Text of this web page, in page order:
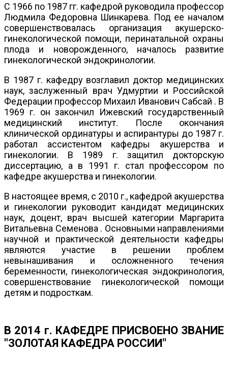
С 1966 по 1987 гг. кафедрой руководила профессор
Людмила Федоровна Шинкарева. Под ее началом
совершенствовалась организация акушерско-
гинекологической помощи, перинатальной охраны
плода и новорожденного, началось развитие
гинекологической эндокринологии.
В 1987 г. кафедру возглавил доктор медицинских
наук, заслуженный врач Удмуртии и Российской
Федерации профессор Михаил Иванович Сабсай . В
1969 г. он закончил Ижевский государственный
медицинский институт. После окончания
клинической ординатуры и аспирантуры до 1987 г.
работал ассистентом кафедры акушерства и
гинекологии. В 1989 г. защитил докторскую
диссертацию, а в 1991 г. стал профессором по
кафедре акушерства и гинекологии.
В настоящее время, с 2010 г., кафедрой акушерства
и гинекологии руководит кандидат медицинских
наук, доцент, врач высшей категории Маргарита
Витальевна Семенова . Основными направлениями
научной и практической деятельности кафедры
являются участие в решении проблем
невынашивания и осложненного течения
беременности, гинекологическая эндокринология,
совершенствование гинекологической помощи
детям и подросткам.
В 2014 г. КАФЕДРЕ ПРИСВОЕНО ЗВАНИЕ
"ЗОЛОТАЯ КАФЕДРА РОССИИ"